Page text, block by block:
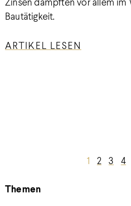
Zinsen dämpften vor allem im
Bautätigkeit.
ARTIKEL LESEN
1 2 3 4
Themen